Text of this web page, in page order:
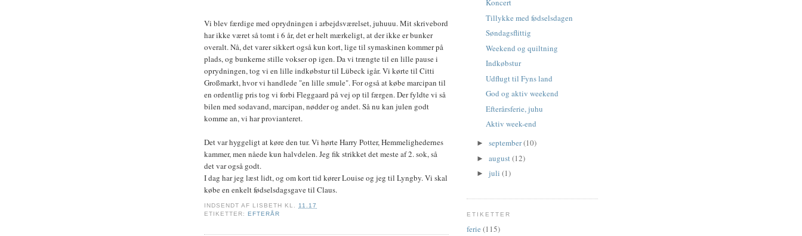
Vi blev færdige med oprydningen i arbejdsværelset, juhuuu. Mit skrivebord
har ikke været så tomt i 6 år, det er helt mærkeligt, at der ikke er bunker
overalt. Nå, det varer sikkert også kun kort, lige til symaskinen kommer på
plads, og bunkerne stille vokser op igen. Da vi trængte til en lille pause i
oprydningen, tog vi en lille indkøbstur til Lübeck igår. Vi kørte til Citti
Großmarkt, hvor vi handlede "en lille smule". For også at købe marcipan til
en ordentlig pris tog vi forbi Fleggaard på vej op til færgen. Der fyldte vi så
bilen med sodavand, marcipan, nødder og andet. Så nu kan julen godt
komme an, vi har provianteret.
Det var hyggeligt at køre den tur. Vi hørte Harry Potter, Hemmelighedernes
kammer, men nåede kun halvdelen. Jeg fik strikket det meste af 2. sok, så
det var også godt.
I dag har jeg læst lidt, og om kort tid kører Louise og jeg til Lyngby. Vi skal
købe en enkelt fødselsdagsgave til Claus.
INDSENDT AF LISBETH KL. 11.17
ETIKETTER:EFTERÅR
Koncert
Tillykke med fødselsdagen
Søndagsflittig
Weekend og quiltning
Indkøbstur
Udflugt til Fyns land
God og aktiv weekend
Efterårsferie, juhu
Aktiv week-end
► september(10)
► august(12)
► juli (1)
ETIKETTER
ferie (115)